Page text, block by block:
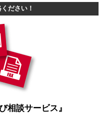
ださい！
相談サービス』